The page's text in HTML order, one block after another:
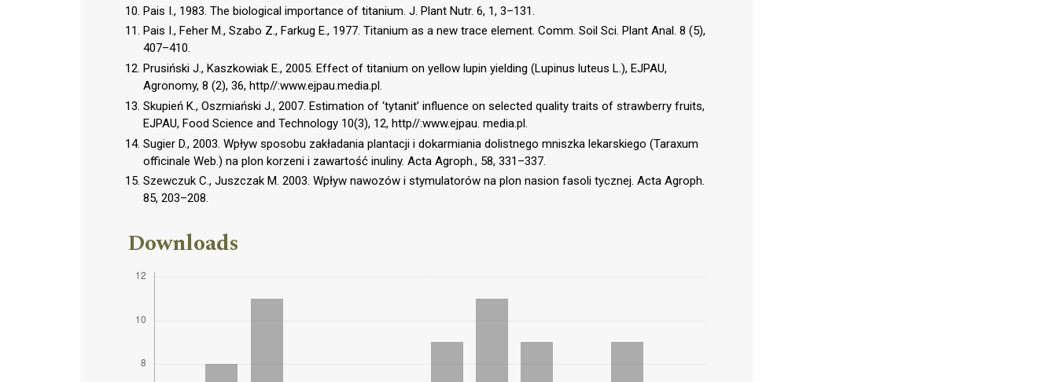
Pais I., 1983. The biological importance of titanium. J. Plant Nutr. 6, 1, 3–131.
Pais I., Feher M., Szabo Z., Farkug E., 1977. Titanium as a new trace element. Comm. Soil Sci. Plant Anal. 8 (5),
407–410.
Prusiński J., Kaszkowiak E., 2005. Effect of titanium on yellow lupin yielding (Lupinus luteus L.), EJPAU,
Agronomy, 8 (2), 36, http//:www.ejpau.media.pl.
Skupień K., Oszmiański J., 2007. Estimation of ‘tytanit’ influence on selected quality traits of strawberry fruits,
EJPAU, Food Science and Technology 10(3), 12, http//:www.ejpau. media.pl.
Sugier D., 2003. Wpływ sposobu zakładania plantacji i dokarmiania dolistnego mniszka lekarskiego (Taraxum
officinale Web.) na plon korzeni i zawartość inuliny. Acta Agroph., 58, 331–337.
Szewczuk C., Juszczak M. 2003. Wpływ nawozów i stymulatorów na plon nasion fasoli tycznej. Acta Agroph.
85, 203–208.
Downloads